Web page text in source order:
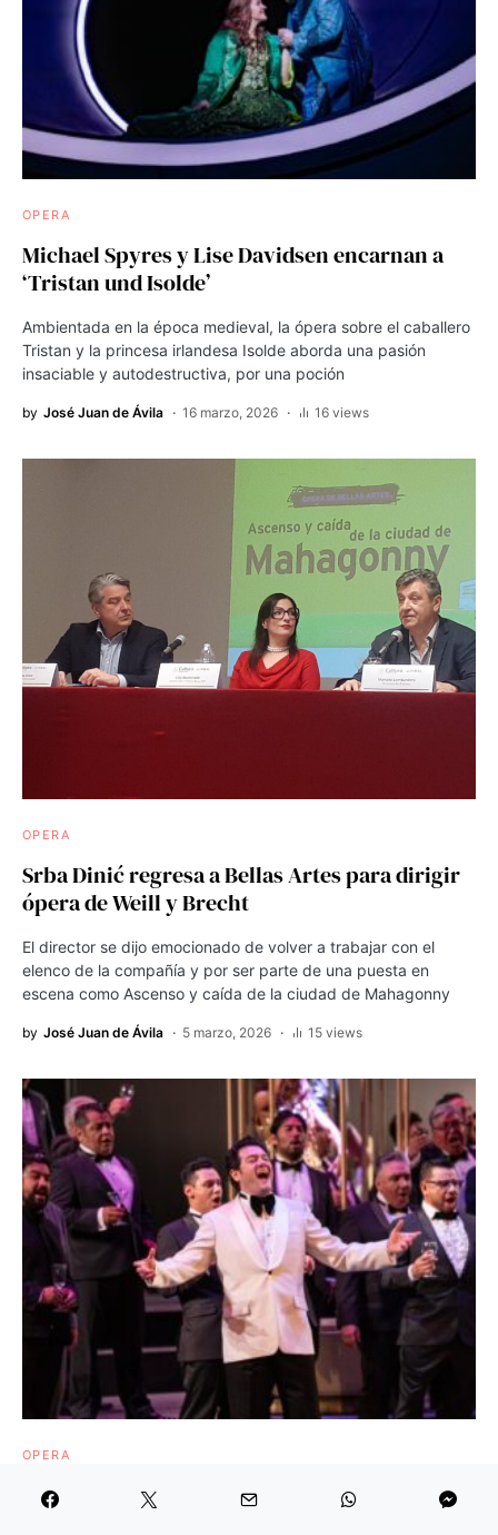
OPERA
Michael Spyres y Lise Davidsen encarnan a
‘Tristan und Isolde’
Ambientada en la época medieval, la ópera sobre el caballero
Tristan y la princesa irlandesa Isolde aborda una pasión
insaciable y autodestructiva, por una poción
by José Juan de Ávila 16 marzo, 2026 16 views
OPERA
Srba Dinić regresa a Bellas Artes para dirigir
ópera de Weill y Brecht
El director se dijo emocionado de volver a trabajar con el
elenco de la compañía y por ser parte de una puesta en
escena como Ascenso y caída de la ciudad de Mahagonny
by José Juan de Ávila 5 marzo, 2026 15 views
OPERA
MetOpera conmemora 20 años de